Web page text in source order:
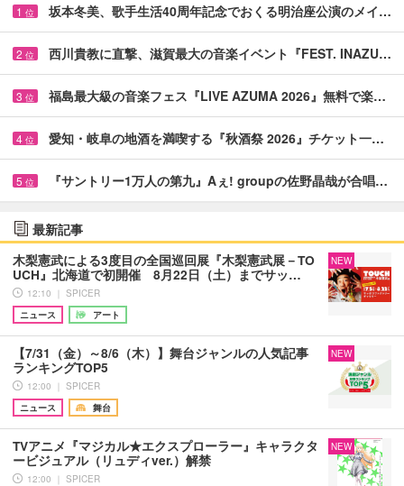
1 位 坂本冬美、歌手生活40周年記念でおくる明治座公演のメイ…
2 位 西川貴教に直撃、滋賀最大の音楽イベント『FEST. INAZU…
3 位 福島最大級の音楽フェス『LIVE AZUMA 2026』無料で楽…
4 位 愛知・岐阜の地酒を満喫する『秋酒祭 2026』チケット一…
5 位 『サントリー1万人の第九』Aぇ! groupの佐野晶哉が合唱…
最新記事
木梨憲武による3度目の全国巡回展『木梨憲武展－TO
UCH』北海道で初開催 8月22日（土）までサッ…
12:10 ｜ SPICER
ニュース
アート
NEW
【7/31（金）～8/6（木）】舞台ジャンルの人気記事
ランキングTOP5
12:00 ｜ SPICER
ニュース
舞台
NEW
TVアニメ『マジカル★エクスプローラー』キャラクタ
ービジュアル（リュディver.）解禁
12:00 ｜ SPICER
NEW